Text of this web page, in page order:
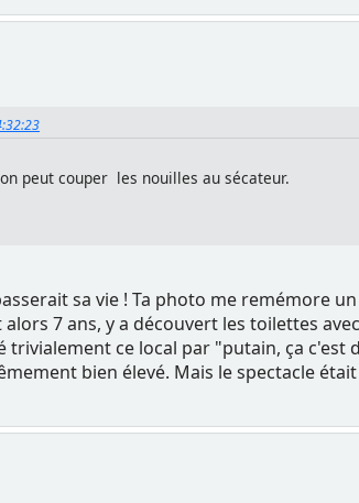
peut couper les nouilles au sécateur.
sa vie ! Ta photo me remémore
7 ans, y a découvert les toilettes
ce local par "putain, ça
bien élevé. Mais le spectacle